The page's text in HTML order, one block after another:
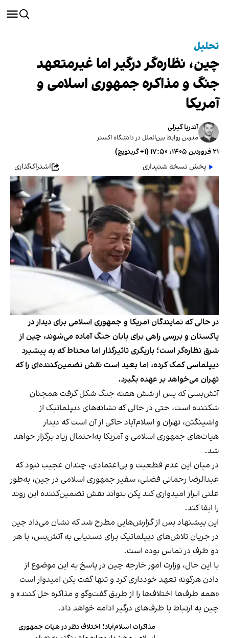
تحلیل
چین، نظاره‌گر درگیر اما غیرمتعهد
جنگ و مذاکره جمهوری اسلامی و
آمریکا
آندریا گیزلی
مدرس روابط بین‌الملل در دانشگاه اکستر
۲۱ فروردین ۱۴۰۵، ۱۷:۵۰ (‎+۱ گرینویچ)
پخش نسخه شنیداری
اشتراک‌گذاری
در حالی که نمایندگان آمریکا و جمهوری اسلامی برای دیدار در
پاکستان و بررسی راهی برای پایان جنگ آماده می‌شوند، چین از
شرق نظاره‌گر است؛ بازیگری تاثیرگذار اما محتاط که به پیشبرد
دیپلماسی کمک کرده، اما بعید است نقش تضمین‌کننده‌ای را که
تهران می‌خواهد بر عهده بگیرد.
آتش‌بسی که پس از شش هفته جنگ شکل گرفت همچنان
شکننده است، حتی در حالی که نشانه‌های دیپلماتیک از
واشینگتن، تهران و اسلام‌آباد حاکی از آن است که دیدار
هیات‌های جمهوری اسلامی و آمریکا به‌احتمال زیاد برگزار خواهد
شد.
در میان این عدم قطعیت و بی‌اعتمادی، چندان عجیب نبود که
عبدالرضا رحمانی فضلی، سفیر جمهوری اسلامی در چین، به‌طور
علنی ابراز امیدواری کند پکن بتواند نقش تضمین‌کننده این روند
را ایفا کند.
این پیشنهاد پس از گزارش‌هایی مطرح شد که نشان می‌داد چین
در جریان تلاش‌های دیپلماتیک برای دستیابی به آتش‌بس، با هر
دو طرف در تماس بوده است.
با این حال، وزارت امور خارجه چین در پاسخ به این موضوع از
دادن هرگونه تعهد خودداری کرد و تنها گفت پکن امیدوار است
«همه طرف‌ها اختلاف‌ها را از طریق گفت‌وگو و مذاکره حل کنند» و
چین به ارتباط با طرف‌های درگیر ادامه خواهد داد.
مذاکرات اسلام‌آباد؛ اختلاف نظر در هیات جمهوری